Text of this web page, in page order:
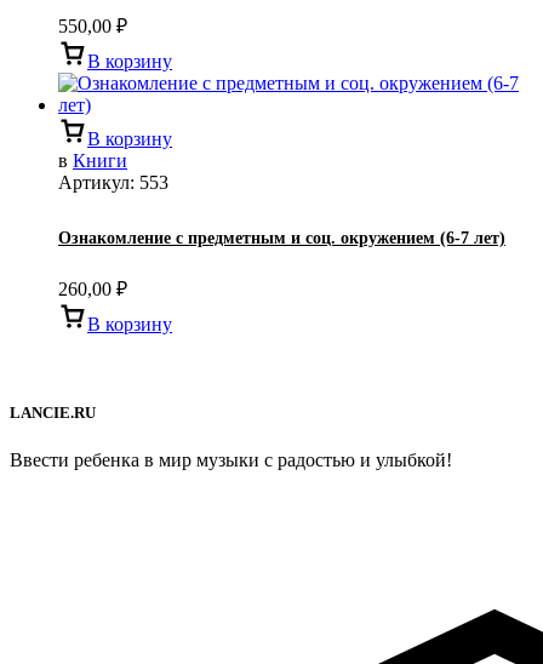
550,00 ₽
В корзину
В корзину
в Книги
Артикул: 553
Ознакомление с предметным и соц. окружением (6-7 лет)
260,00 ₽
В корзину
LANCIE.RU
Ввести ребенка в мир музыки с радостью и улыбкой!